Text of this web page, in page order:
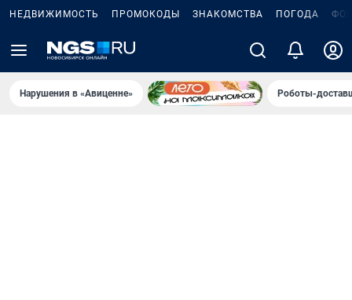
НЕДВИЖИМОСТЬ ПРОМОКОДЫ ЗНАКОМСТВА ПОГОДА
Нарушения в «Авиценне» Роботы-